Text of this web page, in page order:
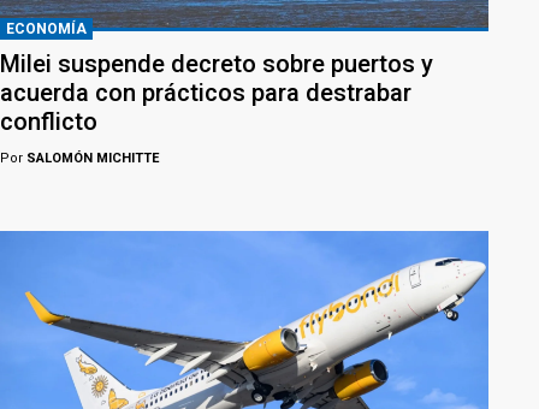
ECONOMÍA
Milei suspende decreto sobre puertos y
acuerda con prácticos para destrabar
conflicto
Por SALOMÓN MICHITTE